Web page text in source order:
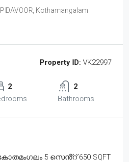
Kothamangalam
Property ID: VK22997
2
2
Bathrooms
കോതമംഗലം 5 സെൻ്റ് 650 SQFT